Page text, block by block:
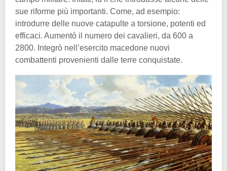
sue riforme più importanti. Come, ad esempio:
introdurre delle nuove catapulte a torsione, potenti ed
efficaci. Aumentò il numero dei cavalieri, da 600 a
2800. Integrò nell’esercito macedone nuovi
combattenti provenienti dalle terre conquistate.